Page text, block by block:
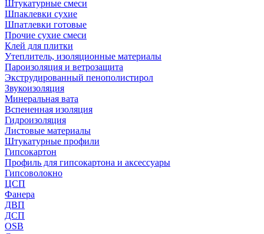
Штукатурные смеси
Шпаклевки сухие
Шпатлевки готовые
Прочие сухие смеси
Клей для плитки
Утеплитель, изоляционные материалы
Пароизоляция и ветрозащита
Экструдированный пенополистирол
Звукоизоляция
Минеральная вата
Вспененная изоляция
Гидроизоляция
Листовые материалы
Штукатурные профили
Гипсокартон
Профиль для гипсокартона и аксессуары
Гипсоволокно
ЦСП
Фанера
ДВП
ДСП
OSB